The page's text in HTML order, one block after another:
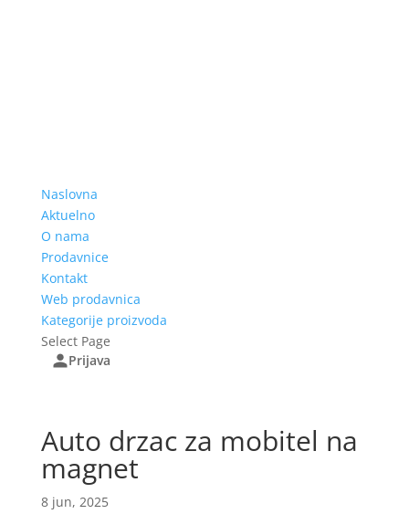
Naslovna
Aktuelno
O nama
Prodavnice
Kontakt
Web prodavnica
Kategorije proizvoda
Select Page
Prijava
Auto drzac za mobitel na
magnet
8 jun, 2025